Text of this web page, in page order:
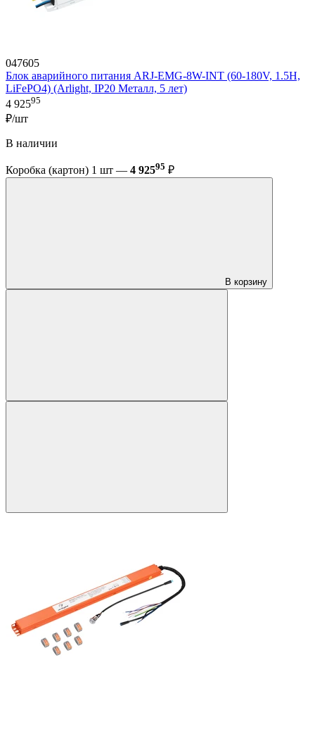
047605
Блок аварийного питания ARJ-EMG-8W-INT (60-180V, 1.5H,
LiFePO4) (Arlight, IP20 Металл, 5 лет)
4 92595
₽/шт
В наличии
Коробка (картон) 1 шт — 4 92595 ₽
В корзину